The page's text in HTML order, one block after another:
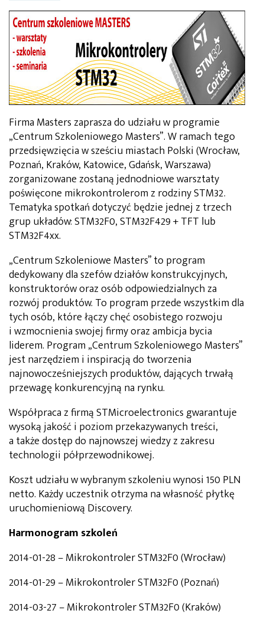
Firma Masters zaprasza do udziału w programie
„Centrum Szkoleniowego Masters”. W ramach tego
przedsięwzięcia w sześciu miastach Polski (Wrocław,
Poznań, Kraków, Katowice, Gdańsk, Warszawa)
zorganizowane zostaną jednodniowe warsztaty
poświęcone mikrokontrolerom z rodziny STM32.
Tematyka spotkań dotyczyć będzie jednej z trzech
grup układów: STM32F0, STM32F429 + TFT lub
STM32F4xx.
„Centrum Szkoleniowe Masters” to program
dedykowany dla szefów działów konstrukcyjnych,
konstruktorów oraz osób odpowiedzialnych za
rozwój produktów. To program przede wszystkim dla
tych osób, które łączy chęć osobistego rozwoju
i wzmocnienia swojej firmy oraz ambicja bycia
liderem. Program „Centrum Szkoleniowego Masters”
jest narzędziem i inspiracją do tworzenia
najnowocześniejszych produktów, dających trwałą
przewagę konkurencyjną na rynku.
Współpraca z firmą STMicroelectronics gwarantuje
wysoką jakość i poziom przekazywanych treści,
a także dostęp do najnowszej wiedzy z zakresu
technologii półprzewodnikowej.
Koszt udziału w wybranym szkoleniu wynosi 150 PLN
netto. Każdy uczestnik otrzyma na własność płytkę
uruchomieniową Discovery.
Harmonogram szkoleń
2014-01-28 – Mikrokontroler STM32F0 (Wrocław)
2014-01-29 – Mikrokontroler STM32F0 (Poznań)
2014-03-27 – Mikrokontroler STM32F0 (Kraków)